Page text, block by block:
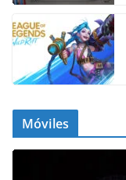
Móviles